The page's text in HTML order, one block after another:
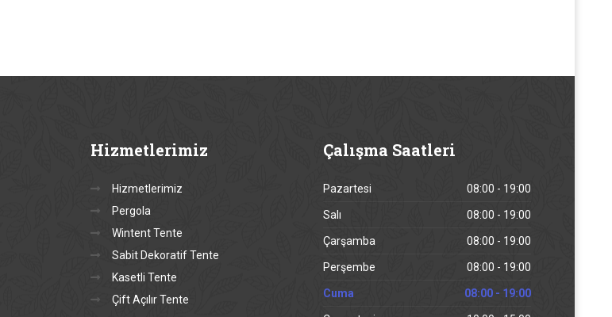
Hizmetlerimiz
Hizmetlerimiz
Pergola
Wintent Tente
Sabit Dekoratif Tente
Kasetli Tente
Çift Açılır Tente
Çalışma Saatleri
Pazartesi 08:00 - 19:00
Salı 08:00 - 19:00
Çarşamba 08:00 - 19:00
Perşembe 08:00 - 19:00
Cuma 08:00 - 19:00